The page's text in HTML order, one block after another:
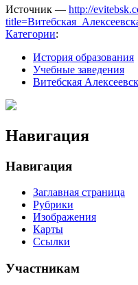
Источник — http://
Категории:
История образования
Учебные заведения
Витебская
Навигация
Навигация
Заглавная страница
Рубрики
Изображения
Карты
Ссылки
Участникам